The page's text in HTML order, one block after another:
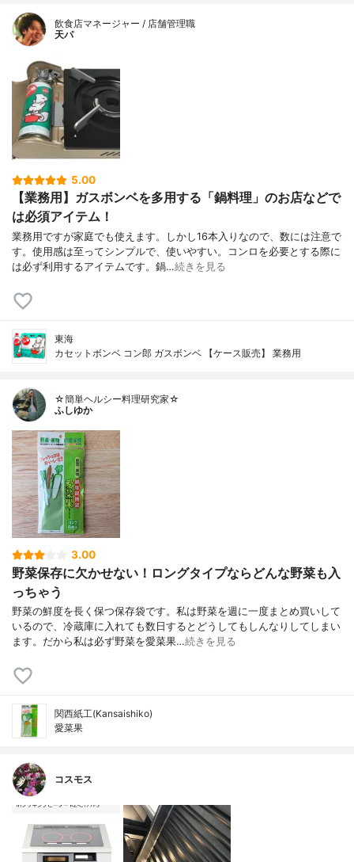
飲食店マネージャー / 店舗管理職
天パ
5.00
【業務用】ガスボンベを多用する「鍋料理」のお店などで
は必須アイテム！
業務用ですが家庭でも使えます。しかし16本入りなので、数には注意で
す。使用感は至ってシンプルで、使いやすい。コンロを必要とする際に
は必ず利用するアイテムです。鍋…続きを見る
東海
カセットボンベ コン郎 ガスボンベ 【ケース販売】 業務用
☆簡単ヘルシー料理研究家☆
ふしゆか
3.00
野菜保存に欠かせない！ロングタイプならどんな野菜も入
っちゃう
野菜の鮮度を長く保つ保存袋です。私は野菜を週に一度まとめ買いして
いるので、冷蔵庫に入れても数日するとどうしてもしんなりしてしまい
ます。だから私は必ず野菜を愛菜果…続きを見る
関西紙工(Kansaishiko)
愛菜果
コスモス